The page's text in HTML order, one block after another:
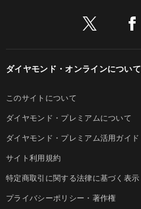
ダイヤモンド・オンラインについて
このサイトについて
ダイヤモンド・プレミアムについて
ダイヤモンド・プレミアム活用ガイド
サイト利用規約
特定商取引に関する法律に基づく表示
プライバシーポリシー・著作権